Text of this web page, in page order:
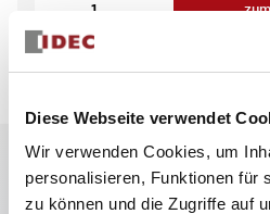
Diese Webseite verwendet
Wir verwenden Cookies, um
personalisieren, Funktionen für
zu können und die Zugriffe auf
Hauptmerkmale